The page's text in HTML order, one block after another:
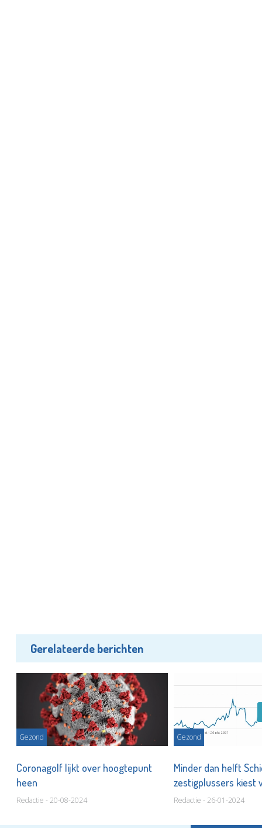
Gerelateerde berichten
Gezond
Coronagolf lijkt over hoogtepunt
heen
Redactie - 20-08-2024
Gezond
Minder dan helft
zestigplussers kiest
Redactie - 26-01-2024